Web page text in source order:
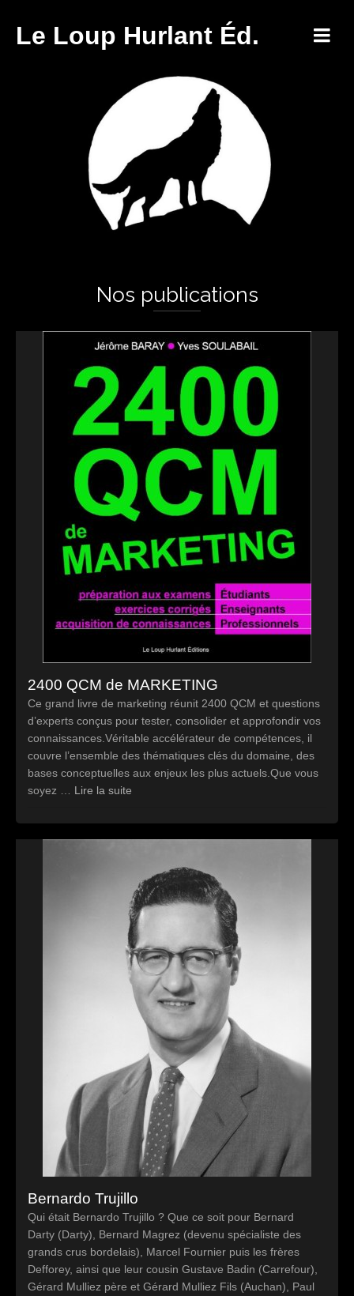
Le Loup Hurlant Éd.
Nos publications
2400 QCM de MARKETING
Ce grand livre de marketing réunit 2400 QCM et questions
d’experts conçus pour tester, consolider et approfondir vos
connaissances.Véritable accélérateur de compétences, il
couvre l’ensemble des thématiques clés du domaine, des
bases conceptuelles aux enjeux les plus actuels.Que vous
soyez … Lire la suite
Bernardo Trujillo
Qui était Bernardo Trujillo ? Que ce soit pour Bernard
Darty (Darty), Bernard Magrez (devenu spécialiste des
grands crus bordelais), Marcel Fournier puis les frères
Defforey, ainsi que leur cousin Gustave Badin (Carrefour),
Gérard Mulliez père et Gérard Mulliez Fils (Auchan), Paul